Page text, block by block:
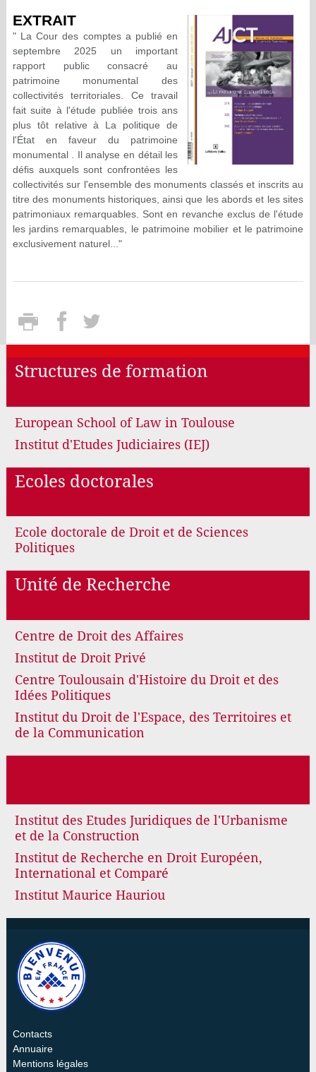
EXTRAIT
" La Cour des comptes a publié en
septembre 2025 un important
rapport public consacré au
patrimoine monumental des
collectivités territoriales. Ce travail
fait suite à l'étude publiée trois ans
plus tôt relative à La politique de
l'État en faveur du patrimoine
monumental. Il analyse en détail les
défis auxquels sont confrontées les
collectivités sur l'ensemble des monuments classés et inscrits au
titre des monuments historiques, ainsi que les abords et les sites
patrimoniaux remarquables. Sont en revanche exclus de l'étude
les jardins remarquables, le patrimoine mobilier et le patrimoine
exclusivement naturel..."
Structures de formation
European School of Law in Toulouse
Institut d'Etudes Judiciaires (IEJ)
Ecoles doctorales
Ecole doctorale de Droit et de Sciences
Politiques
Unité de Recherche
Centre de Droit des Affaires
Institut de Droit Privé
Centre Toulousain d'Histoire du Droit et des
Idées Politiques
Institut du Droit de l'Espace, des Territoires et
de la Communication
Institut des Etudes Juridiques de l'Urbanisme
et de la Construction
Institut de Recherche en Droit Européen,
International et Comparé
Institut Maurice Hauriou
Contacts
Annuaire
Mentions légales